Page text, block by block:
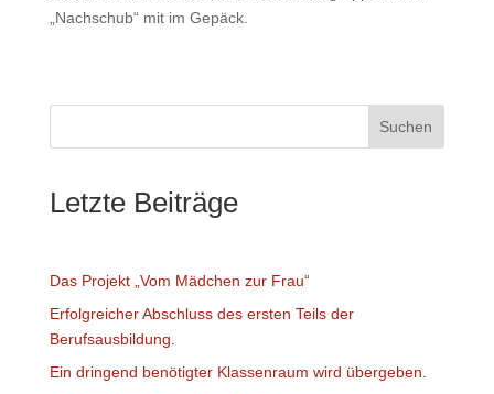
„Nachschub“ mit im Gepäck.
Suchen
Letzte Beiträge
Das Projekt „Vom Mädchen zur Frau“
Erfolgreicher Abschluss des ersten Teils der
Berufsausbildung.
Ein dringend benötigter Klassenraum wird übergeben.